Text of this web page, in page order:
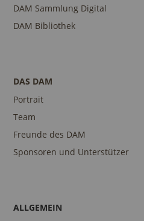
DAM Sammlung Digital
DAM Bibliothek
DAS DAM
Portrait
Team
Freunde des DAM
Sponsoren und Unterstützer
ALLGEMEIN